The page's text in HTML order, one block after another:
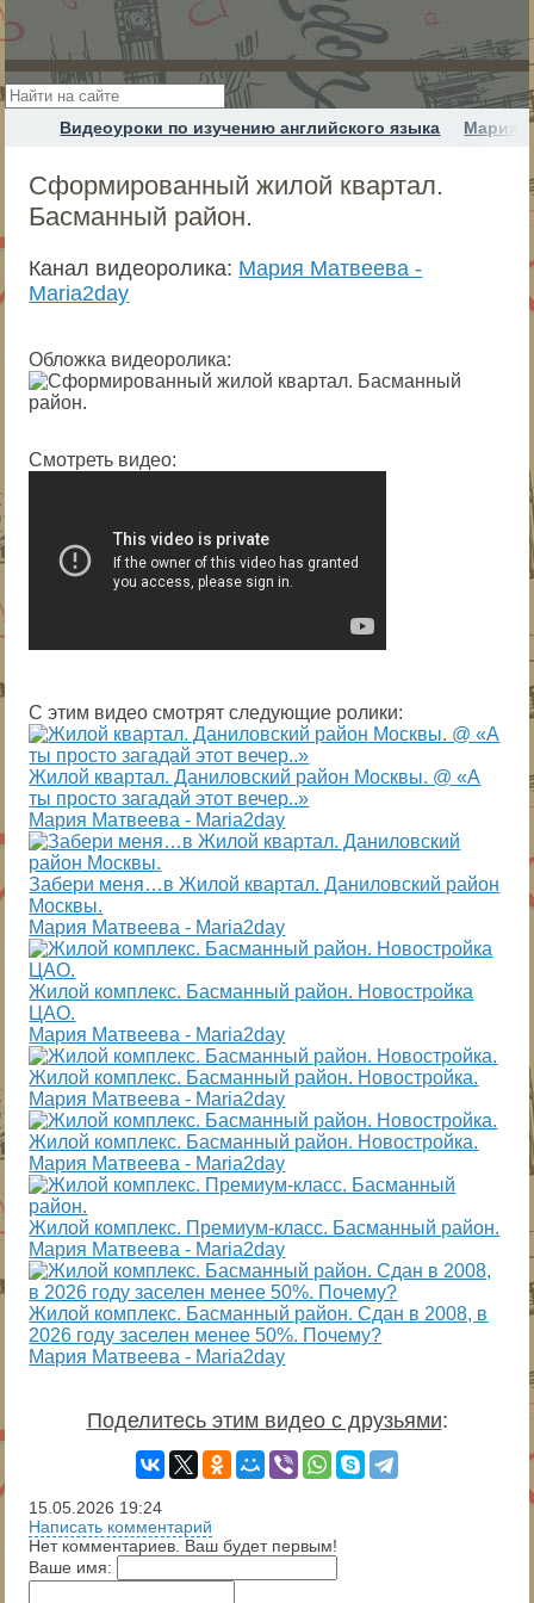
Видеоуроки по изучению английского языка Мария
Сформированный жилой квартал.
Басманный район.
Канал видеоролика: Мария Матвеева -
Maria2day
Обложка видеоролика:
Смотреть видео:
С этим видео смотрят следующие ролики:
Жилой квартал. Даниловский район Москвы. @ «А
ты просто загадай этот вечер..»
Мария Матвеева - Maria2day
Забери меня…в Жилой квартал. Даниловский район
Москвы.
Мария Матвеева - Maria2day
Жилой комплекс. Басманный район. Новостройка
ЦАО.
Мария Матвеева - Maria2day
Жилой комплекс. Басманный район. Новостройка.
Мария Матвеева - Maria2day
Жилой комплекс. Басманный район. Новостройка.
Мария Матвеева - Maria2day
Жилой комплекс. Премиум-класс. Басманный район.
Мария Матвеева - Maria2day
Жилой комплекс. Басманный район. Сдан в 2008, в
2026 году заселен менее 50%. Почему?
Мария Матвеева - Maria2day
Поделитесь этим видео с друзьями:
15.05.2026 19:24
Написать комментарий
Нет комментариев. Ваш будет первым!
Ваше имя: